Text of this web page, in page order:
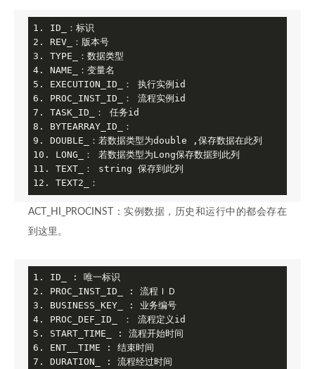
1. ID_：标识
2. REV_：版本号
3. TYPE_：数据类型
4. NAME_：变量名
5. EXECUTION_ID_： 执行实例id
6. PROC_INST_ID_： 流程实例id
7. TASK_ID_： 任务id
8. BYTEARRAY_ID_：
9. DOUBLE_：若数据类型为double ,保存数据在此列
10. LONG_： 若数据类型为Long保存数据到此列
11. TEXT_： string 保存到此列
12. TEXT2_：
ACT_HI_PROCINST：实例数据，历史和运行中的都会存在
到这里。
1. ID_ : 唯一标识
2. PROC_INST_ID_ : 流程ＩＤ
3. BUSINESS_KEY_ : 业务编号
4. PROC_DEF_ID_ ： 流程定义id
5. START_TIME_ : 流程开始时间
6. ENT__TIME : 结束时间
7. DURATION_ : 流程经过时间